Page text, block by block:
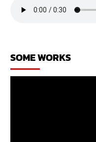
ออกแบบ
SOME WORKS